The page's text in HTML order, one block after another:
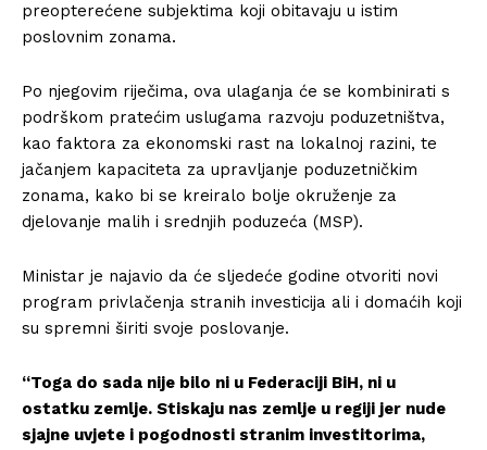
preopterećene subjektima koji obitavaju u istim
poslovnim zonama.
Po njegovim riječima, ova ulaganja će se kombinirati s
podrškom pratećim uslugama razvoju poduzetništva,
kao faktora za ekonomski rast na lokalnoj razini, te
jačanjem kapaciteta za upravljanje poduzetničkim
zonama, kako bi se kreiralo bolje okruženje za
djelovanje malih i srednjih poduzeća (MSP).
Ministar je najavio da će sljedeće godine otvoriti novi
program privlačenja stranih investicija ali i domaćih koji
su spremni širiti svoje poslovanje.
“Toga do sada nije bilo ni u Federaciji BiH, ni u
ostatku zemlje. Stiskaju nas zemlje u regiji jer nude
sjajne uvjete i pogodnosti stranim investitorima,